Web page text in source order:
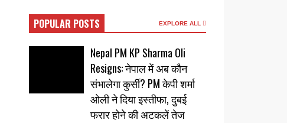
POPULAR POSTS EXPLORE ALL
Nepal PM KP Sharma Oli
Resigns: नेपाल में अब कौन
संभालेगा कुर्सी? PM केपी शर्मा
ओली ने दिया इस्तीफा, दुबई
फरार होने की अटकलें तेज